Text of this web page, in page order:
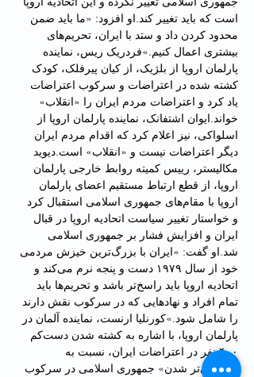
است که باید تغییر کند.او افزود: «ما باید ضمن
محدود کردن داد و ستد با ایران، تحریم‌های
بیشتری اعمال کنیم.»فردریک ریس، نماینده
پارلمان اروپا از بلژیک، از کیان پیرفلک، کودک
کشته شده در اعتراضات و سرکوب اعتراضات
یاد کرد و اعتراضات مردم ایران را «انقلاب»
خواند.ایوان اشتفانک، نماینده پارلمان اروپا از
اسلواکی، نیز اعلام کرد که اقدام مردم ایران
دیگر اعتراضات نیست و «انقلاب» است.دیوید
مکالیستر، رییس کمیته روابط خارجی پارلمان
اروپا، از قطع ارتباط مستقیم اعضای پارلمان
اروپا با مقام‌های جمهوری اسلامی استقبال کرد
و خواستار تغییر سیاست اتحادیه اروپا در قبال
ایران و افزایش فشار بر جمهوری اسلامی
شد.او گفت: «ایران با بزرگ‌ترین خیزش مردمی
خود از سال ۱۹۷۹ دست و پنجه نرم می‌کند و
اتحادیه اروپا باید راسخ‌تر باشد و تحریم‌ها باید
تمام افراد و نهادهایی که در سرکوب نقش دارند
را شامل شود.»کورنلیا ارنست، نماینده آلمان در
پارلمان اروپا، با اشاره به کشته شدن دست‌کم
۴۰۰ نفر در اعتراضات ایران، نسبت به
«وحشی‌تر شدن» جمهوری اسلامی در سرکوب